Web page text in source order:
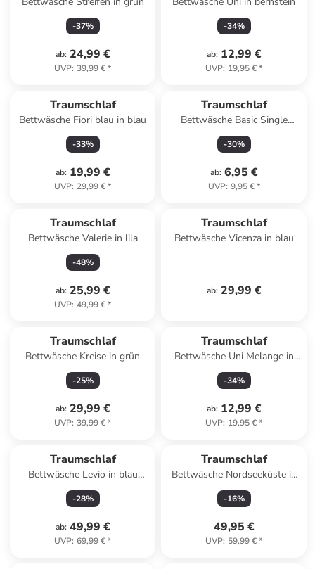
-37%
ab: 24,99 €
UVP: 39,99 €*
-34%
ab: 12,99 €
UVP: 19,95 €*
Traumschlaf
Bettwäsche Fiori blau in blau
-33%
ab: 19,99 €
UVP: 29,99 €*
Traumschlaf
Bettwäsche Basic Single
Jersey Kissenbezug in weiss
-30%
ab: 6,95 €
UVP: 9,95 €*
Traumschlaf
Bettwäsche Valerie in lila
-48%
ab: 25,99 €
UVP: 49,99 €*
Traumschlaf
Bettwäsche Vicenza in blau
ab: 29,99 €
Traumschlaf
Bettwäsche Kreise in grün
-25%
ab: 29,99 €
UVP: 39,99 €*
Traumschlaf
Bettwäsche Uni Melange in
sturmgrau
-34%
ab: 12,99 €
UVP: 19,95 €*
Traumschlaf
Bettwäsche Levio in blau
beige
-28%
ab: 49,99 €
UVP: 69,99 €*
Traumschlaf
Bettwäsche Nordseeküste in
blau
-16%
49,95 €
UVP: 59,99 €*